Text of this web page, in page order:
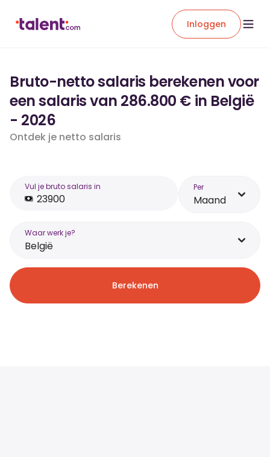
Inloggen
Bruto-netto salaris berekenen voor
een salaris van 286.800 € in België
- 2026
Ontdek je netto salaris
Vul je bruto salaris in Per
Maand
Waar werk je?
België
Berekenen